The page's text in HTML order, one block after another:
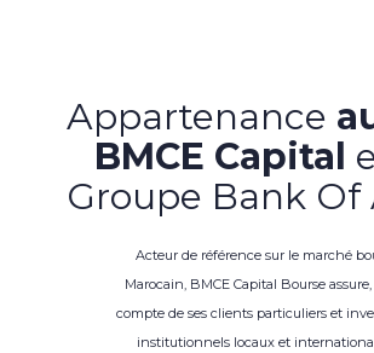
Appartenance
BMCE Capital
Groupe Bank Of
Acteur de référence sur le marché
Marocain, BMCE Capital Bourse
compte de ses clients particuliers et
institutionnels locaux et